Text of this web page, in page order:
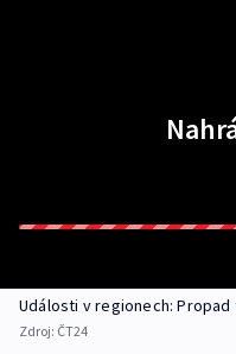
Události v regionech:
Zdroj: ČT24